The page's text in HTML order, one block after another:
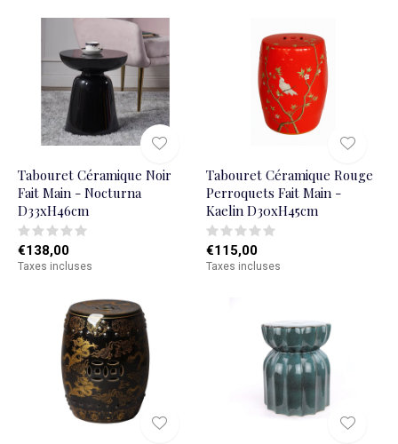
Tabouret Céramique Noir
Fait Main - Nocturna
D33xH46cm
€138,00
Taxes incluses
Tabouret Céramique Rouge
Perroquets Fait Main -
Kaelin D30xH45cm
€115,00
Taxes incluses